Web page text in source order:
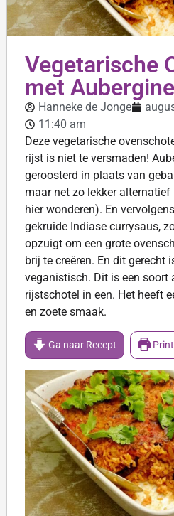
Vegetarische
met
Hanneke de Jonge
11:40 am
Deze vegetarische
rijst is niet te versmaden!
geroosterd in plaats van
maar net zo lekker
hier wonderen). En
gekruide Indiase currysaus,
opzuigt om een grote
brij te creëren. En dit gerecht
veganistisch. Dit is een soort
rijstschotel in een. Het heeft
en zoete smaak.
Ga naar Recept